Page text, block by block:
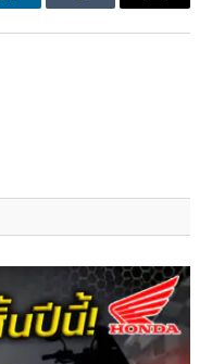
LinkedInTumblr Email